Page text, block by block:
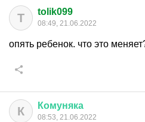
T tolik099
08:49, 21.06.2022
опять ребенок. что это
К Комуняка
08:53, 21.06.2022